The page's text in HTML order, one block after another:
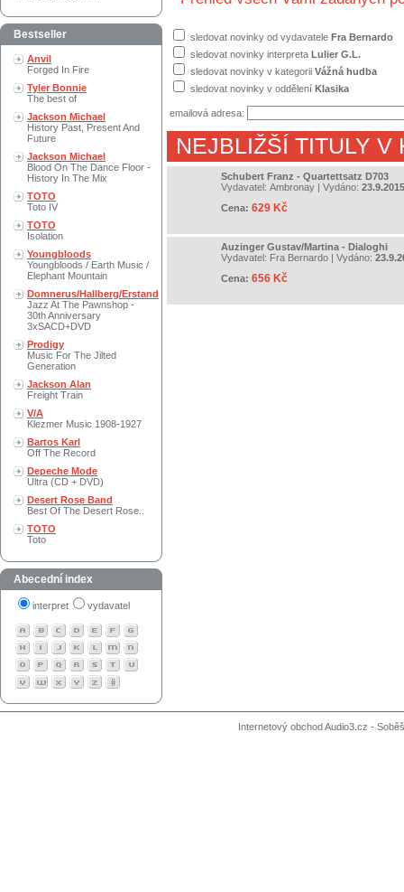
Bestseller
Anvil
Forged In Fire
Tyler Bonnie
The best of
Jackson Michael
History Past, Present And
Future
Jackson Michael
Blood On The Dance Floor -
History In The Mix
TOTO
Toto IV
TOTO
Isolation
Youngbloods
Youngbloods / Earth Music /
Elephant Mountain
Domnerus/Hallberg/Erstand
Jazz At The Pawnshop -
30th Anniversary
3xSACD+DVD
Prodigy
Music For The Jilted
Generation
Jackson Alan
Freight Train
V/A
Klezmer Music 1908-1927
Bartos Karl
Off The Record
Depeche Mode
Ultra (CD + DVD)
Desert Rose Band
Best Of The Desert Rose..
TOTO
Toto
Abecední index
interpret vydavatel
sledovat novinky od vydavatele Fra Bernardo
sledovat novinky interpreta Lulier G.L.
sledovat novinky v kategorii Vážná hudba
sledovat novinky v oddělení Klasika
emailová adresa:
NEJBLIŽŠÍ TITULY V
Schubert Franz - Quartettsatz D703
Vydavatel: Ambronay | Vydáno: 23.9.2015
Cena: 629 Kč
Auzinger Gustav/Martina - Dialoghi
Vydavatel: Fra Bernardo | Vydáno:
Cena: 656 Kč
Internetový obchod Audio3.cz -